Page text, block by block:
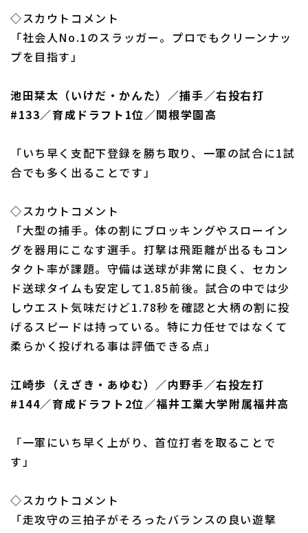
◇スカウトコメント
「社会人No.1のスラッガー。プロでもクリーンナッ
プを目指す」
池田栞太（いけだ・かんた）／捕手／右投右打
#133／育成ドラフト1位／関根学園高
「いち早く支配下登録を勝ち取り、一軍の試合に1試
合でも多く出ることです」
◇スカウトコメント
「大型の捕手。体の割にブロッキングやスローイン
グを器用にこなす選手。打撃は飛距離が出るもコン
タクト率が課題。守備は送球が非常に良く、セカン
ド送球タイムも安定して1.85前後。試合の中では少
しウエスト気味だけど1.78秒を確認と大柄の割に投
げるスピードは持っている。特に力任せではなくて
柔らかく投げれる事は評価できる点」
江崎歩（えざき・あゆむ）／内野手／右投左打
#144／育成ドラフト2位／福井工業大学附属福井高
「一軍にいち早く上がり、首位打者を取ることで
す」
◇スカウトコメント
「走攻守の三拍子がそろったバランスの良い遊撃